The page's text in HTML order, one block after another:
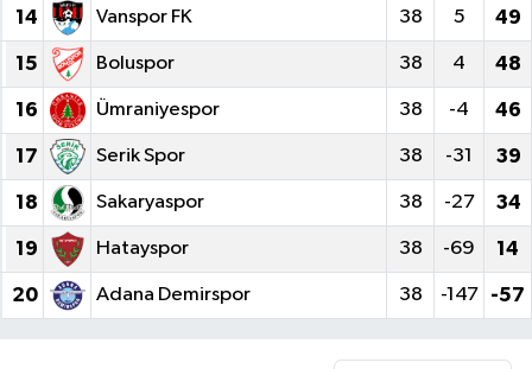
14 Vanspor FK 38 5 49
15 Boluspor 38 4 48
16 Ümraniyespor 38 -4 46
17 Serik Spor 38 -31 39
18 Sakaryaspor 38 -27 34
19 Hatayspor 38 -69 14
20 Adana Demirspor 38 -147 -57